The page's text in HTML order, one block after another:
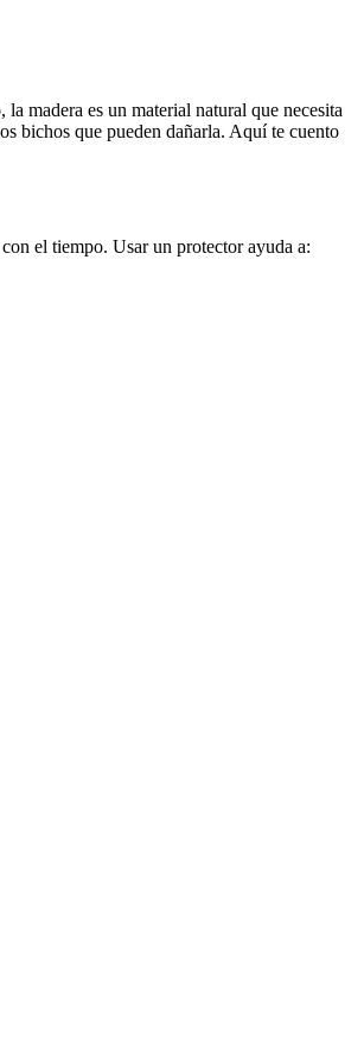
madera es un material natural que necesita
bichos que pueden dañarla. Aquí te cuento
el tiempo. Usar un protector ayuda a: